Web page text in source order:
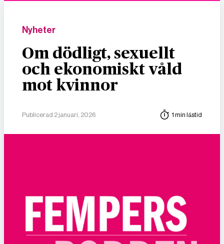
Nyheter
Om dödligt, sexuellt
och ekonomiskt våld
mot kvinnor
Publicerad 2 januari, 2026 1 min lästid